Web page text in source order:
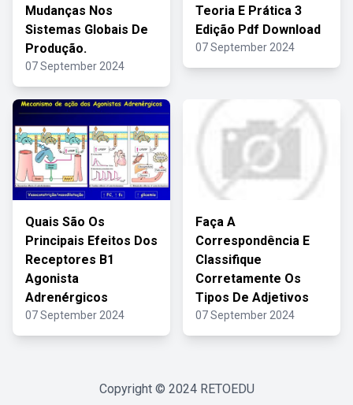
Mudanças Nos
Sistemas Globais De
Produção.
07 September 2024
Teoria E Prática 3
Edição Pdf Download
07 September 2024
Quais São Os
Principais Efeitos Dos
Receptores B1
Agonista
Adrenérgicos
07 September 2024
Faça A
Correspondência E
Classifique
Corretamente Os
Tipos De Adjetivos
07 September 2024
Copyright © 2024 RETOEDU